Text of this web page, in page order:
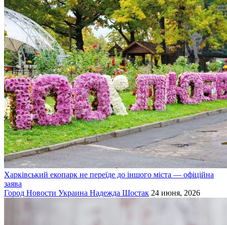
Харківський екопарк не переїде до іншого міста — офіційна
заява
Город Новости Украина Надежда Шостак 24 июня, 2026